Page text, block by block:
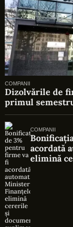
COMPANII
Dizolvările de
primul
COMPANII
acordată
elimină